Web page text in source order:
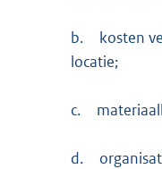
b.
kosten
locatie;
c.
d.